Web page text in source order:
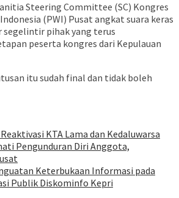
Steering Committee (SC) Kongres
(PWI) Pusat angkat suara keras
segelintir pihak yang terus
peserta kongres dari Kepulauan
itu sudah final dan tidak boleh
KTA Lama dan Kedaluwarsa
Pengunduran Diri Anggota,
Keterbukaan Informasi pada
Publik Diskominfo Kepri